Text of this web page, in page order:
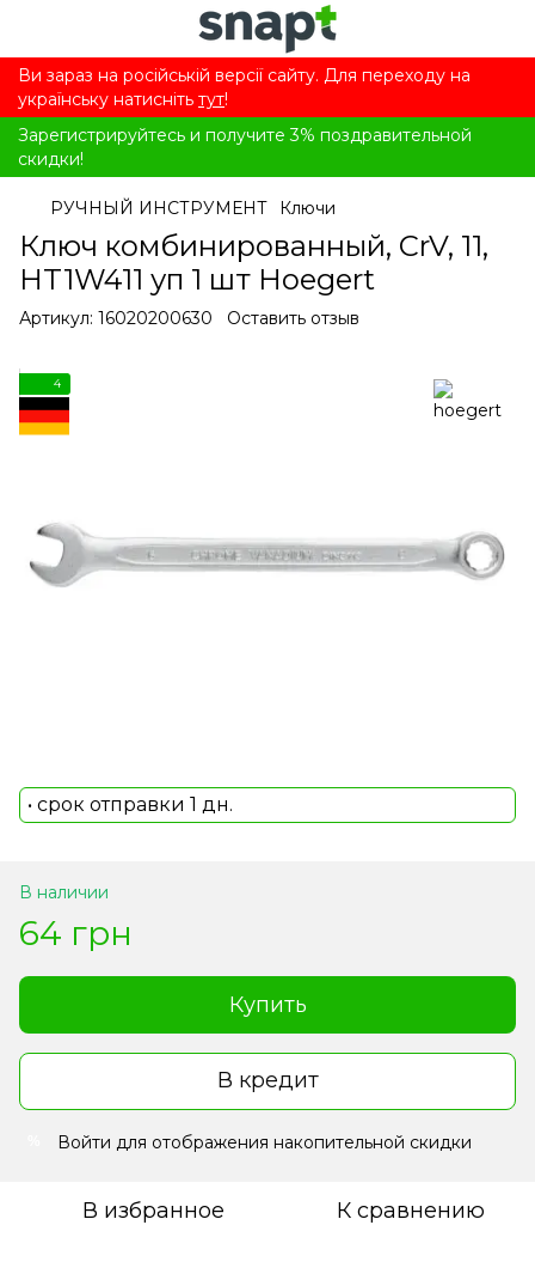
Ви зараз на російській версії сайту. Для переходу на
українську натисніть тут!
Зарегистрируйтесь и получите 3% поздравительной
скидки!
РУЧНЫЙ ИНСТРУМЕНТ Ключи
Ключ комбинированный, CrV, 11,
HT1W411 уп 1 шт Hoegert
Артикул: 16020200630 Оставить отзыв
4
• срок отправки 1 дн.
В наличии
64 грн
Купить
В кредит
Войти для отображения накопительной скидки
В избранное К сравнению